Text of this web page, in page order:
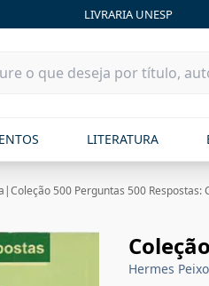
LIVRARIA UNESP
LITERATURA
|Coleção 500 Perguntas 500 Respostas:
Hermes